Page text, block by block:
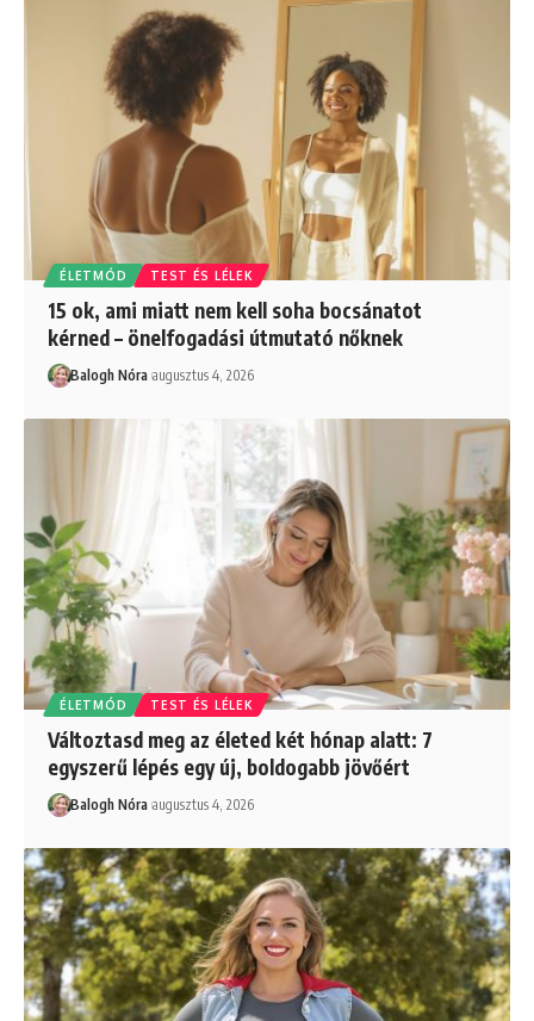
ÉLETMÓD TEST ÉS LÉLEK
15 ok, ami miatt nem kell soha bocsánatot
kérned – önelfogadási útmutató nőknek
Balogh Nóra augusztus 4, 2026
ÉLETMÓD TEST ÉS LÉLEK
Változtasd meg az életed két hónap alatt: 7
egyszerű lépés egy új, boldogabb jövőért
Balogh Nóra augusztus 4, 2026